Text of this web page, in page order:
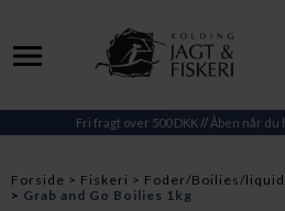
Fri fragt over 500 DKK// Åben når du
Forside Fiskeri Foder/Boilies/liquid
Grab and Go Boilies 1kg